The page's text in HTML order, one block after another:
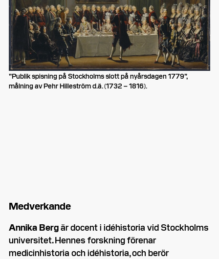
”Publik spisning på Stockholms slott på nyårsdagen 1779”,
målning av Pehr Hilleström d.ä. (1732 – 1816).
Medverkande
Annika Bergär docent i idéhistoria vid Stockholms
universitet. Hennes forskning förenar
medicinhistoria och idéhistoria, och berör